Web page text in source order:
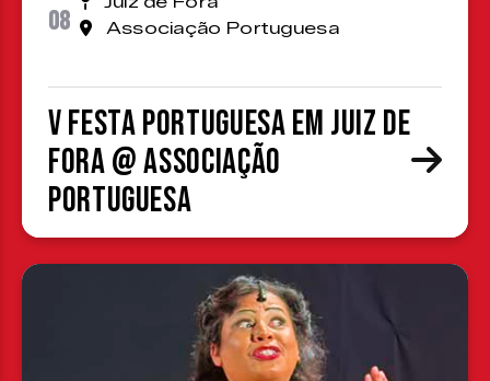
08
Associação Portuguesa
V Festa Portuguesa em Juiz de
Fora @ Associação
Portuguesa